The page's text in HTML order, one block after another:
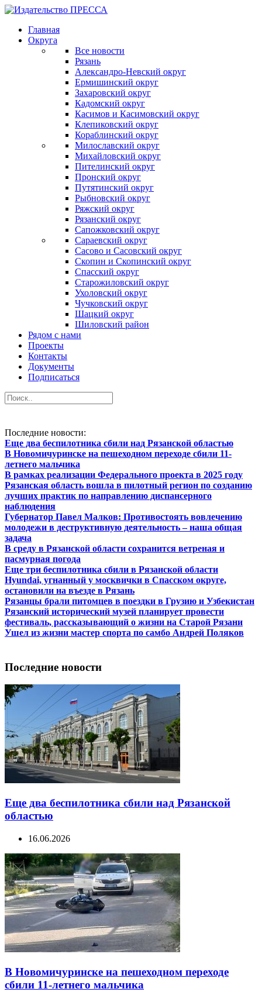
Главная
Округа
Все новости
Рязань
Александро-Невский округ
Ермишинский округ
Захаровский округ
Кадомский округ
Касимов и Касимовский округ
Клепиковский округ
Кораблинский округ
Милославский округ
Михайловский округ
Пителинский округ
Пронский округ
Путятинский округ
Рыбновский округ
Ряжский округ
Рязанский округ
Сапожковский округ
Сараевский округ
Сасово и Сасовский округ
Скопин и Скопинский округ
Спасский округ
Старожиловский округ
Ухоловский округ
Чучковский округ
Шацкий округ
Шиловский район
Рядом с нами
Проекты
Контакты
Документы
Подписаться
Последние новости:
Еще два беспилотника сбили над Рязанской областью
В Новомичуринске на пешеходном переходе сбили 11-
летнего мальчика
В рамках реализации Федерального проекта в 2025 году
Рязанская область вошла в пилотный регион по созданию
лучших практик по направлению диспансерного
наблюдения
Губернатор Павел Малков: Противостоять вовлечению
молодежи в деструктивную деятельность – наша общая
задача
В среду в Рязанской области сохранится ветреная и
пасмурная погода
Еще три беспилотника сбили в Рязанской области
Hyundai, угнанный у москвички в Спасском округе,
остановили на въезде в Рязань
Рязанцы брали питомцев в поездки в Грузию и Узбекистан
Рязанский исторический музей планирует провести
фестиваль, рассказывающий о жизни на Старой Рязани
Ушел из жизни мастер спорта по самбо Андрей Поляков
Последние новости
Еще два беспилотника сбили над Рязанской
областью
16.06.2026
В Новомичуринске на пешеходном переходе
сбили 11-летнего мальчика